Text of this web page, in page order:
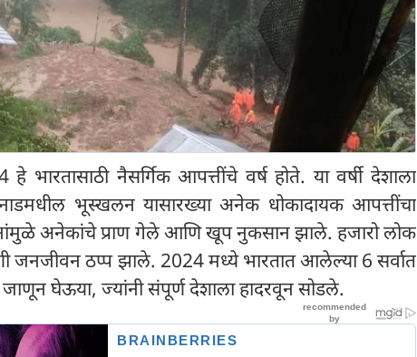
नैसर्गिक आपत्तींचे वर्ष होते. या वर्षी देशाला
भूस्खलन यासारख्या अनेक धोकादायक आपत्तींचा
अनेकांचे प्राण गेले आणि खूप नुकसान झाले. हजारो लोक
ठप्प झाले. 2024 मध्ये भारतात आलेल्या 6 सर्वात
घेऊया, ज्यांनी संपूर्ण देशाला हादरवून सोडले.